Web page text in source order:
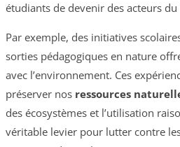
étudiants de devenir des acteurs du
Par exemple, des initiatives
sorties pédagogiques en nature
avec l’environnement. Ces
préserver nos ressources
des écosystèmes et l’utilisation
véritable levier pour lutter contre